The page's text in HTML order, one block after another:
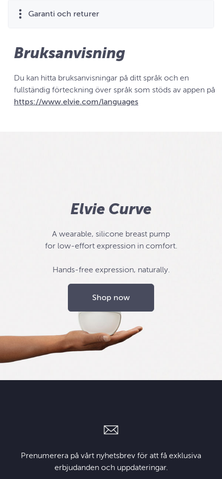
Garanti och returer
Bruksanvisning
Du kan hitta bruksanvisningar på ditt språk och en
fullständig förteckning över språk som stöds av appen på
https://www.elvie.com/languages
Elvie Curve
A wearable, silicone breast pump
for low-effort expression in comfort.
Hands-free expression, naturally.
Shop now
Prenumerera på vårt nyhetsbrev för att få exklusiva
erbjudanden och uppdateringar.